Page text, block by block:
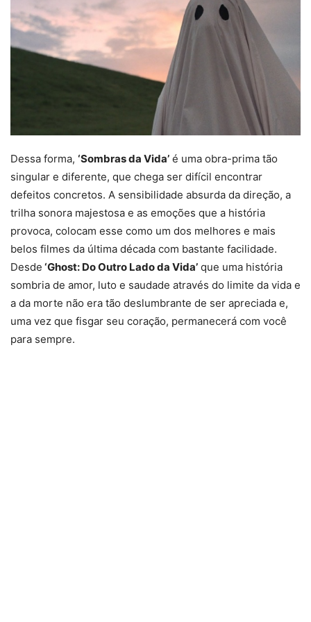
Dessa forma, ‘Sombras da Vida’ é uma obra-prima tão
singular e diferente, que chega ser difícil encontrar
defeitos concretos. A sensibilidade absurda da direção, a
trilha sonora majestosa e as emoções que a história
provoca, colocam esse como um dos melhores e mais
belos filmes da última década com bastante facilidade.
Desde ‘Ghost: Do Outro Lado da Vida’ que uma história
sombria de amor, luto e saudade através do limite da vida e
a da morte não era tão deslumbrante de ser apreciada e,
uma vez que fisgar seu coração, permanecerá com você
para sempre.